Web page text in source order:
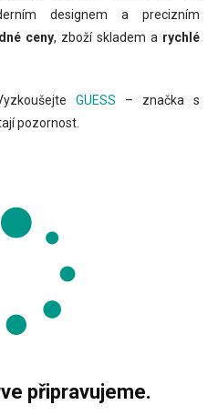
designem a precizním
ceny, zboží skladem a rychlé
GUESS – značka s
pozornost.
připravujeme.